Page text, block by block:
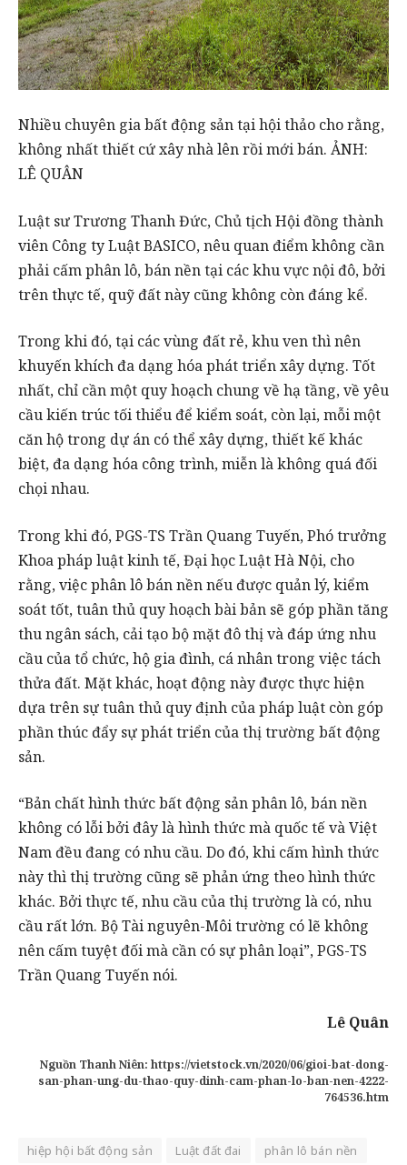
Nhiều chuyên gia bất động sản tại hội thảo cho rằng,
không nhất thiết cứ xây nhà lên rồi mới bán. ẢNH:
LÊ QUÂN
Luật sư Trương Thanh Đức, Chủ tịch Hội đồng thành
viên Công ty Luật BASICO, nêu quan điểm không cần
phải cấm phân lô, bán nền tại các khu vực nội đô, bởi
trên thực tế, quỹ đất này cũng không còn đáng kể.
Trong khi đó, tại các vùng đất rẻ, khu ven thì nên
khuyến khích đa dạng hóa phát triển xây dựng. Tốt
nhất, chỉ cần một quy hoạch chung về hạ tầng, về yêu
cầu kiến trúc tối thiểu để kiểm soát, còn lại, mỗi một
căn hộ trong dự án có thể xây dựng, thiết kế khác
biệt, đa dạng hóa công trình, miễn là không quá đối
chọi nhau.
Trong khi đó, PGS-TS Trần Quang Tuyến, Phó trưởng
Khoa pháp luật kinh tế, Đại học Luật Hà Nội, cho
rằng, việc phân lô bán nền nếu được quản lý, kiểm
soát tốt, tuân thủ quy hoạch bài bản sẽ góp phần tăng
thu ngân sách, cải tạo bộ mặt đô thị và đáp ứng nhu
cầu của tổ chức, hộ gia đình, cá nhân trong việc tách
thửa đất. Mặt khác, hoạt động này được thực hiện
dựa trên sự tuân thủ quy định của pháp luật còn góp
phần thúc đẩy sự phát triển của thị trường bất động
sản.
“Bản chất hình thức bất động sản phân lô, bán nền
không có lỗi bởi đây là hình thức mà quốc tế và Việt
Nam đều đang có nhu cầu. Do đó, khi cấm hình thức
này thì thị trường cũng sẽ phản ứng theo hình thức
khác. Bởi thực tế, nhu cầu của thị trường là có, nhu
cầu rất lớn. Bộ Tài nguyên-Môi trường có lẽ không
nên cấm tuyệt đối mà cần có sự phân loại”, PGS-TS
Trần Quang Tuyến nói.
Lê Quân
Nguồn Thanh Niên: https://vietstock.vn/2020/06/gioi-bat-dong-
san-phan-ung-du-thao-quy-dinh-cam-phan-lo-ban-nen-4222-
764536.htm
hiệp hội bất động sản Luật đất đai
phân lô bán nền